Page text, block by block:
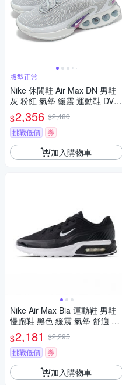
版型正常
Nike 休閒鞋 Air Max DN 男鞋
灰 粉紅 氣墊 緩震 運動鞋 DV33
37-011
$2,356 $2,480
挑戰低價
券
加入購物車
Nike Air Max Bia 運動鞋 男鞋
慢跑鞋 黑色 緩震 氣墊 舒適 休
閒鞋 IF2624-005
$2,181 $2,295
挑戰低價
券
加入購物車